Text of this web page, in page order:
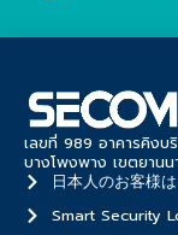
เลขที่ 989 อาคารคิงบ
บางโพงพาง เขตยาน
日本人のお客様
Smart Security